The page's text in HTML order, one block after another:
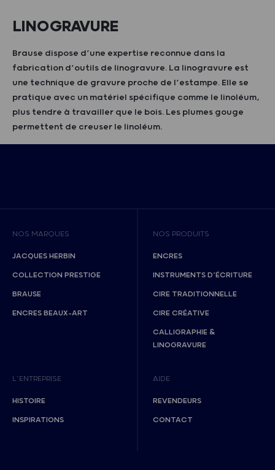
LINOGRAVURE
Brause dispose d’une expertise reconnue dans la
fabrication d’outils de linogravure. La linogravure est
une technique de gravure proche de l’estampe. Elle se
pratique avec un matériel spécifique comme le linoléum,
plus tendre à travailler que le bois. Les plumes gouge
permettent de creuser le linoléum.
NOS MARQUES
JACQUES HERBIN
COLLECTION PRESTIGE
BRAUSE
ENCRES BEAUX-ART
NOS PRODUITS
ENCRES
INSTRUMENTS D’ÉCRITURE
CIRE TRADITIONNELLE
CIRE CRÉATIVE
CALLIGRAPHIE &
LINOGRAVURE
L’ENTREPRISE
HISTOIRE
INSPIRATIONS
AIDE
REVENDEURS
CONTACT